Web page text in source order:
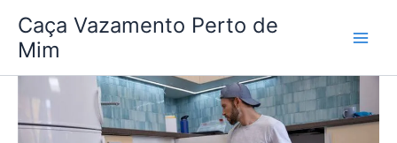
para
conteúdo
Caça Vazamento Perto de
Mim